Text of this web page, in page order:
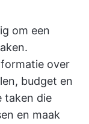
om een
over
budget en
taken die
en maak